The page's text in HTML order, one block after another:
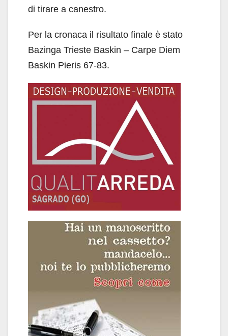
di tirare a canestro.
Per la cronaca il risultato finale è stato
Bazinga Trieste Baskin – Carpe Diem
Baskin Pieris 67-83.